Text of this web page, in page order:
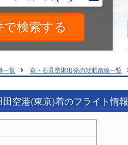
一覧 萩・石見空港出発の就航路線一覧
空港(東京)着のフライト情報